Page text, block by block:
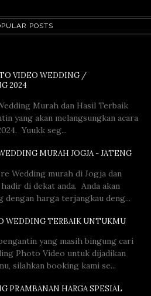
POSTS
VIDEO WEDDING /
2024
Murah dan Hasil Terbaik
yang akan melangsungkan acara
Yuukk seg...
MURAH JOGJA - JATENG
Wedding murah di Jogja dan
di dekat anda. Anda akan
dengan harga terjangkau deng...
WEDDING TERBAIK UNTUKMU
yang masih bingung cari
Photo Video untuk dijadikan
silahkan booking kami se...
PRAMBANAN HARGA SPESIAL